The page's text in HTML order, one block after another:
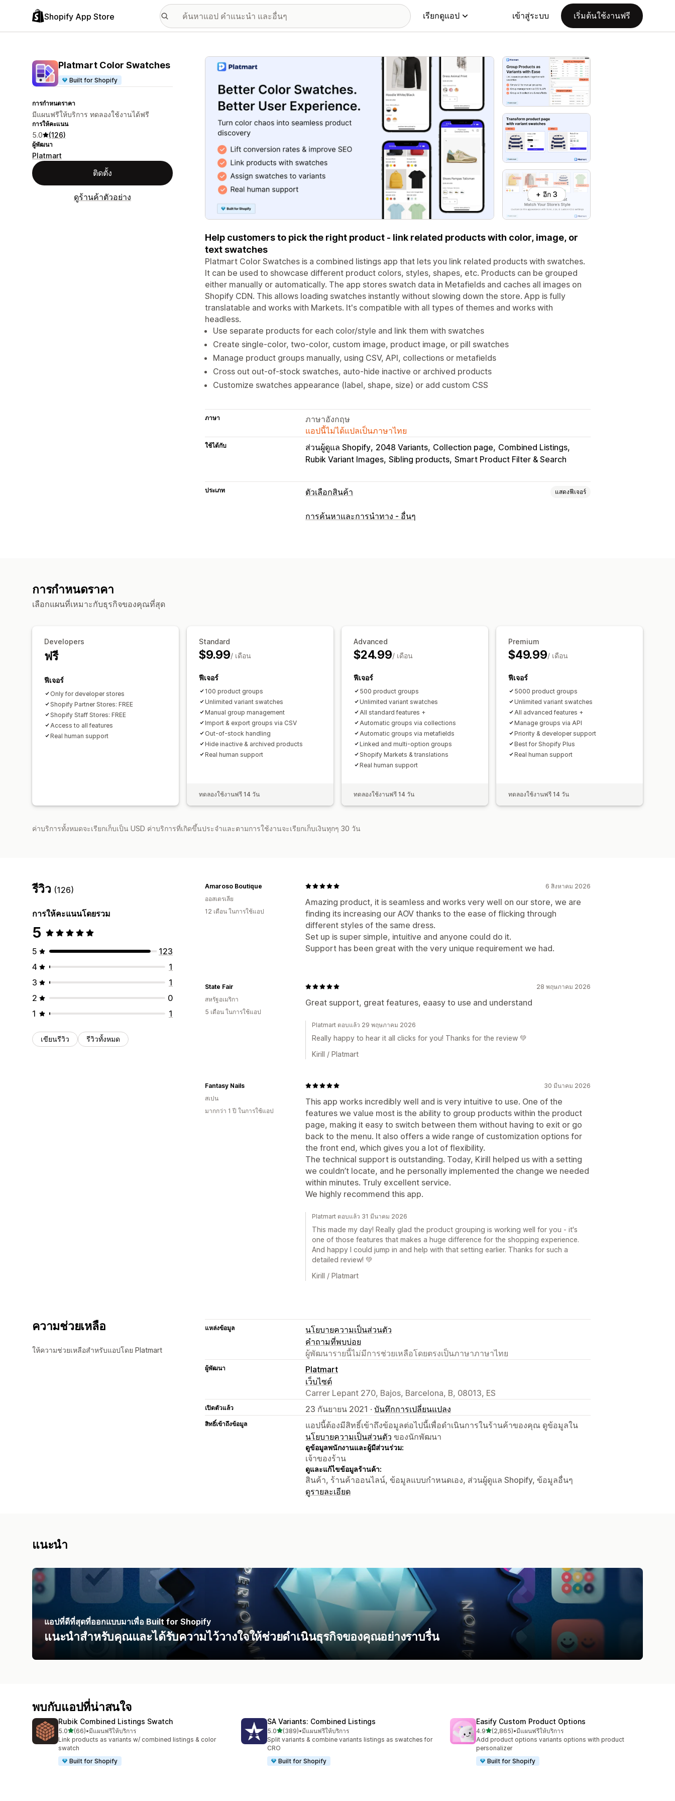
Shopify App Store เรียกดูแอป เข้าสู่ระบบ เริ่มต้นใช้งานฟรี
Platmart Color Swatches
Built for Shopify
การกำหนดราคา
มีแผนฟรีให้บริการ ทดลองใช้งานได้ฟรี
การให้คะแนน
5.0 (126)
ผู้พัฒนา
Platmart
ติดตั้ง
ดูร้านค้าตัวอย่าง
แกลเลอรีรูปภาพที่แสดง
+ อีก 3
Help customers to pick the right product - link related products with color, image, or
text swatches
Platmart Color Swatches is a combined listings app that lets you link related products with swatches.
It can be used to showcase different product colors, styles, shapes, etc. Products can be grouped
either manually or automatically. The app stores swatch data in Metafields and caches all images on
Shopify CDN. This allows loading swatches instantly without slowing down the store. App is fully
translatable and works with Markets. It's compatible with all types of themes and works with
headless.
Use separate products for each color/style and link them with swatches
Create single-color, two-color, custom image, product image, or pill swatches
Manage product groups manually, using CSV, API, collections or metafields
Cross out out-of-stock swatches, auto-hide inactive or archived products
Customize swatches appearance (label, shape, size) or add custom CSS
ภาษา
ภาษาอังกฤษ
แอปนี้ไม่ได้แปลเป็นภาษาไทย
ใช้ได้กับ ส่วนผู้ดูแล Shopify 2048 Variants Collection page Combined Listings
Rubik Variant Images Sibling products Smart Product Filter & Search
ประเภท ตัวเลือกสินค้า แสดงฟีเจอร์
การปรับแต่ง
การค้นหาและการนำทาง - อื่นๆ
การกำหนดราคา
เลือกแผนที่เหมาะกับธุรกิจของคุณที่สุด
Developers
ฟรี
ฟีเจอร์
Only for developer stores
Shopify Partner Stores: FREE
Shopify Staff Stores: FREE
Access to all features
Real human support
Standard
$9.99/ เดือน
ฟีเจอร์
100 product groups
Unlimited variant swatches
Manual group management
Import & export groups via CSV
Out-of-stock handling
Hide inactive & archived products
Real human support
ทดลองใช้งานฟรี 14 วัน
Advanced
$24.99/ เดือน
ฟีเจอร์
500 product groups
Unlimited variant swatches
All standard features +
Automatic groups via collections
Automatic groups via metafields
Linked and multi-option groups
Shopify Markets & translations
Real human support
ทดลองใช้งานฟรี 14 วัน
Premium
$49.99/ เดือน
ฟีเจอร์
5000 product groups
Unlimited variant swatches
All advanced features +
Manage groups via API
Priority & developer support
Best for Shopify Plus
Real human support
ทดลองใช้งานฟรี 14 วัน
ค่าบริการทั้งหมดจะเรียกเก็บเป็น USD ค่าบริการที่เกิดขึ้นประจำและตามการใช้งานจะเรียกเก็บเงินทุกๆ 30 วัน
รีวิว (126)
การให้คะแนนโดยรวม
5
5
123
4
1
3
1
2
0
1
1
เขียนรีวิว รีวิวทั้งหมด
6 สิงหาคม 2026
Amazing product, it is seamless and works very well on our store, we are
finding its increasing our AOV thanks to the ease of flicking through
different styles of the same dress.
Set up is super simple, intuitive and anyone could do it.
Support has been great with the very unique requirement we had.
Amaroso Boutique
ออสเตรเลีย
12 เดือน ในการใช้แอป
28 พฤษภาคม 2026
Great support, great features, eaasy to use and understand
State Fair
สหรัฐอเมริกา
5 เดือน ในการใช้แอป
Platmart ตอบแล้ว 29 พฤษภาคม 2026
Really happy to hear it all clicks for you! Thanks for the review 💚
Kirill / Platmart
30 มีนาคม 2026
This app works incredibly well and is very intuitive to use. One of the
features we value most is the ability to group products within the product
page, making it easy to switch between them without having to exit or go
back to the menu. It also offers a wide range of customization options for
the front end, which gives you a lot of flexibility.
The technical support is outstanding. Today, Kirill helped us with a setting
we couldn’t locate, and he personally implemented the change we needed
within minutes. Truly excellent service.
We highly recommend this app.
Fantasy Nails
สเปน
มากกว่า 1 ปี ในการใช้แอป
Platmart ตอบแล้ว 31 มีนาคม 2026
This made my day! Really glad the product grouping is working well for you - it's
one of those features that makes a huge difference for the shopping experience.
And happy I could jump in and help with that setting earlier. Thanks for such a
detailed review! 💚
Kirill / Platmart
ความช่วยเหลือ
ให้ความช่วยเหลือสำหรับแอปโดย Platmart
แหล่งข้อมูล
นโยบายความเป็นส่วนตัว
คำถามที่พบบ่อย
ผู้พัฒนารายนี้ไม่มีการช่วยเหลือโดยตรงเป็นภาษาภาษาไทย
ผู้พัฒนา
Platmart
เว็บไซต์
Carrer Lepant 270, Bajos, Barcelona, B, 08013, ES
เปิดตัวแล้ว 23 กันยายน 2021 · บันทึกการเปลี่ยนแปลง
สิทธิ์เข้าถึงข้อมูล
แอปนี้ต้องมีสิทธิ์เข้าถึงข้อมูลต่อไปนี้เพื่อดำเนินการในร้านค้าของคุณ ดูข้อมูลใน
นโยบายความเป็นส่วนตัว ของนักพัฒนา
ดูข้อมูลพนักงานและผู้มีส่วนร่วม:
เจ้าของร้าน
ดูและแก้ไขข้อมูลร้านค้า:
สินค้า, ร้านค้าออนไลน์, ข้อมูลแบบกำหนดเอง, ส่วนผู้ดูแล Shopify, ข้อมูลอื่นๆ
ดูรายละเอียด
แนะนำ
แอปที่ดีที่สุดที่ออกแบบมาเพื่อ Built for Shopify
แนะนำสำหรับคุณและได้รับความไว้วางใจให้ช่วยดำเนินธุรกิจของคุณอย่างราบรื่น
พบกับแอปที่น่าสนใจ
Rubik Combined Listings Swatch
5.0เต็ม 5 ดาว
(66)
ทั้งหมด 66 รีวิว
•มีแผนฟรีให้บริการ
Link products as variants w/ combined listings & color
swatch
Built for Shopify
SA Variants: Combined Listings
5.0เต็ม 5 ดาว
(389)
ทั้งหมด 389 รีวิว
•มีแผนฟรีให้บริการ
Split variants & combine variants listings as swatches for
CRO
Built for Shopify
Easify Custom Product Options
4.9เต็ม 5 ดาว
(2,865)
ทั้งหมด 2865 รีวิว
•มีแผนฟรีให้บริการ
Add product options variants options with product
personalizer
Built for Shopify